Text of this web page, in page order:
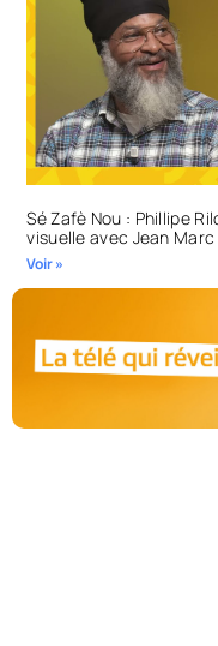
Sé Zafè Nou : Phillipe
visuelle avec Jean Marc
Voir »